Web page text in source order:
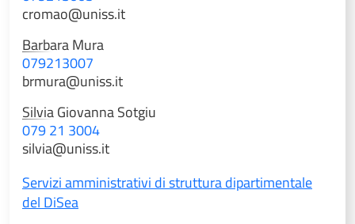
cromao@uniss.it
BarbaraMura
079213007
brmura@uniss.it
Silvia GiovannaSotgiu
079 21 3004
silvia@uniss.it
Servizi amministrativi di struttura dipartimentale
del DiSea